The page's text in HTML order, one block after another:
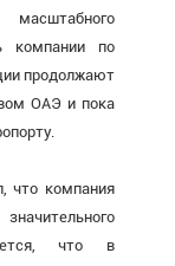
масштабного
компании по
продолжают
ОАЭ и пока
что компания
что в